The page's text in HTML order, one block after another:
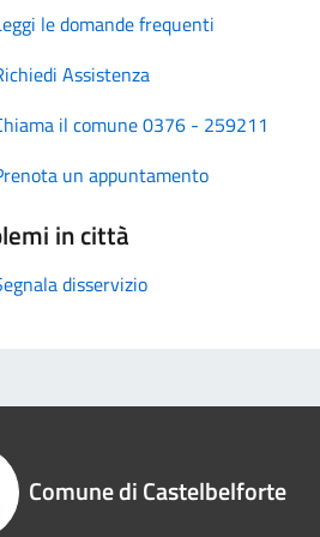
le domande frequenti
Assistenza
il comune 0376 - 259211
un appuntamento
in città
disservizio
Comune di Castelbelforte